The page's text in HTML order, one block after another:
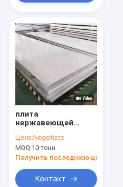
плита
нержавеющей
листа 2B ASTM
нержавеющей
стали 316L
Цена:Negotiate
MOQ:10 тонн
Получить последнюю цену
Контакт